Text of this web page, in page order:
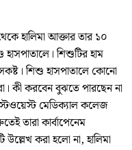
হালিমা আক্তার তার ১০
শিশুটির হাম
শিশু হাসপাতালে কোনো
কী করবেন বুঝতে পারছেন না
মেডিক্যাল কলেজ
তারা কার্বাপেনেম
উল্লেখ করা হলো না, হালিমা